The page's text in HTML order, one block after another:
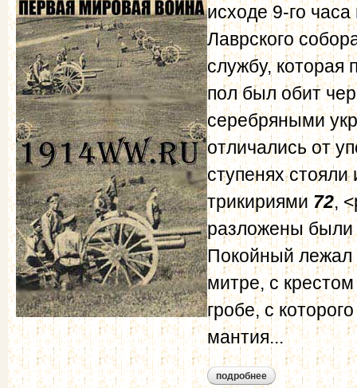
исходе 9-го
Лаврского
службу, которая
пол был обит
серебряными
отличались от
ступенях
трикириями72,
разложены были
Покойный лежал
митре, с
гробе, с
мантия...
подробнее о корф м.а.